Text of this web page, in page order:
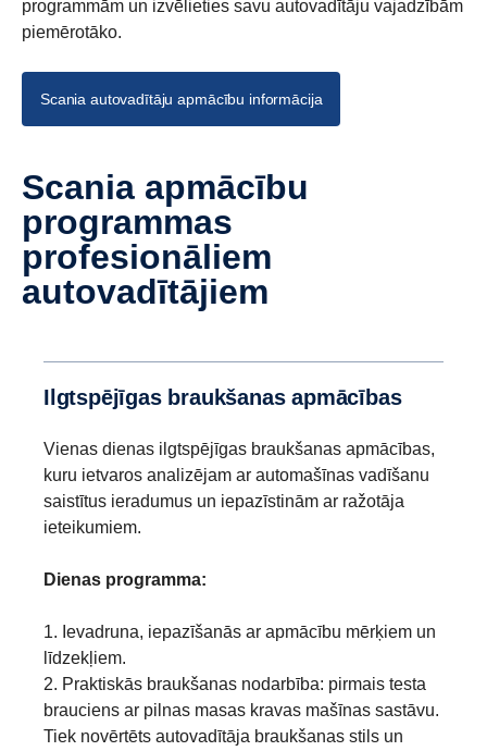
programmām un izvēlieties savu autovadītāju vajadzībām
piemērotāko.
Scania autovadītāju apmācību informācija
Scania apmācību
programmas
profesionāliem
autovadītājiem
Ilgtspējīgas braukšanas apmācības
Vienas dienas ilgtspējīgas braukšanas apmācības,
kuru ietvaros analizējam ar automašīnas vadīšanu
saistītus ieradumus un iepazīstinām ar ražotāja
ieteikumiem.
Dienas programma:
1. Ievadruna, iepazīšanās ar apmācību mērķiem un
līdzekļiem.
2. Praktiskās braukšanas nodarbība: pirmais testa
brauciens ar pilnas masas kravas mašīnas sastāvu.
Tiek novērtēts autovadītāja braukšanas stils un